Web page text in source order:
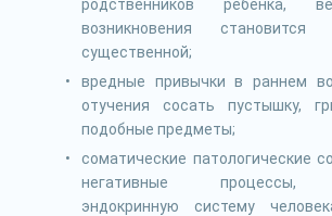
родственников ребенка,
возникновения
существенной;
вредные привычки в раннем
отучения сосать пустышку,
подобные предметы;
соматические патологические
негативные процессы,
эндокринную систему